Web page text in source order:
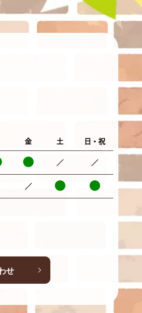
金 土 日・祝
／ ／
／
せ